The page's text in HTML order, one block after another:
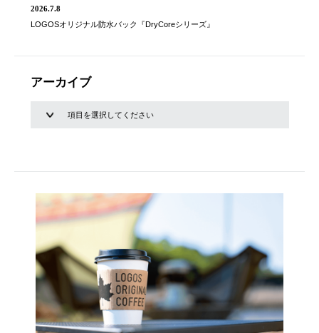
2026.7.8
LOGOSオリジナル防水バック『DryCoreシリーズ』
アーカイブ